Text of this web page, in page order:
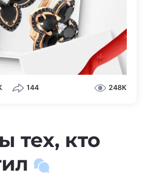
2K22/ulyc4scj
144 248К
тех, кто